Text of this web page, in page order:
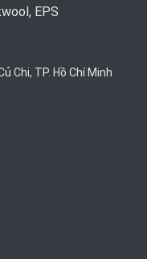
EPS
Chi, TP. Hồ Chí Minh